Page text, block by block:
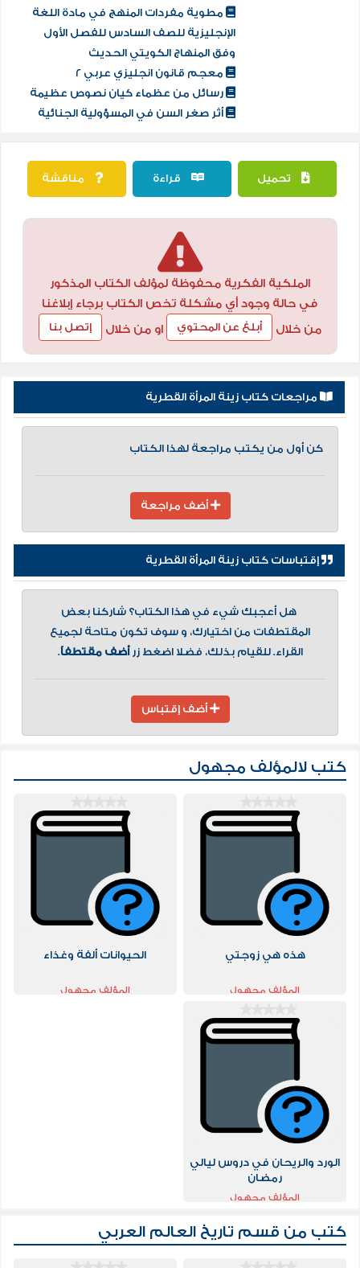
مطوية مفردات المنهج في مادة اللغة
الإنجليزية للصف السادس للفصل الأول
وفق المنهاج الكويتي الحديث
معجم قانون انجليزي عربي 2
رسائل من عظماء كيان نصوص عظيمة
أثر صغر السن في المسؤولية الجنائية
تحميل قراءة مناقشة
الملكية الفكرية محفوظة لمؤلف الكتاب المذكور
في حالة وجود أي مشكلة تخص الكتاب برجاء إبلاغنا
من خلال
أبلغ عن المحتوي او من خلال إتصل بنا
مراجعات كتاب زينة المرأة القطرية
كن أول من يكتب مراجعة لهذا الكتاب
أضف مراجعة
إقتباسات كتاب زينة المرأة القطرية
هل أعجبك شيء في هذا الكتاب؟ شاركنا بعض
المقتطفات من اختيارك، و سوف تكون متاحة لجميع
القراء. للقيام بذلك، فضلا اضغط زرأضف مقتطفاً.
أضف إقتباس
كتب لالمؤلف مجهول
هذه هي زوجتي
المؤلف مجهول
الحيوانات ألفة وغذاء
المؤلف مجهول
الورد والريحان في دروس ليالي
رمضان
المؤلف مجهول
كتب من قسم تاريخ العالم العربي